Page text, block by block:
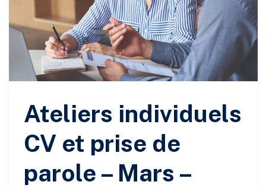
Ateliers individuels
CV et prise de
parole – Mars –